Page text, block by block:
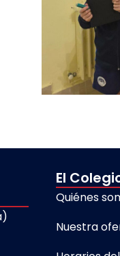
El
Quiénes
Nuestra